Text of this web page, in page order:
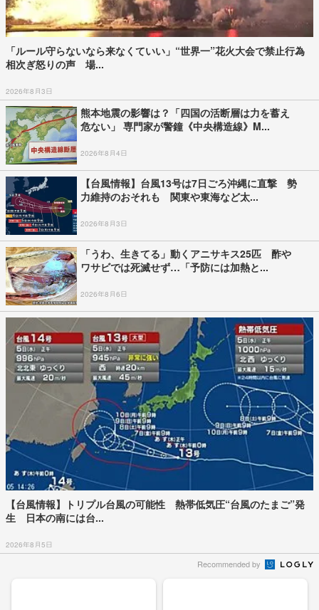
「ルール守らないなら来なくていい」“世界一”花火大会で禁止行為
相次ぎ怒りの声 場...
2026年8月3日
熊本地震の影響は？「四国の活断層は力を蓄え
危ない」 専門家が警鐘《中央構造線》M...
2026年8月4日
【台風情報】台風13号は7日ごろ沖縄に直撃 勢
力維持のおそれも 関東や東海など太...
2026年8月3日
「うわ、生きてる」動くアニサキス25匹 酢や
ワサビでは死滅せず…「予防には加熱と...
2026年8月6日
【台風情報】トリプル台風の可能性 熱帯低気圧“台風のたまご”発
生 日本の南には台...
2026年8月5日
Recommended by